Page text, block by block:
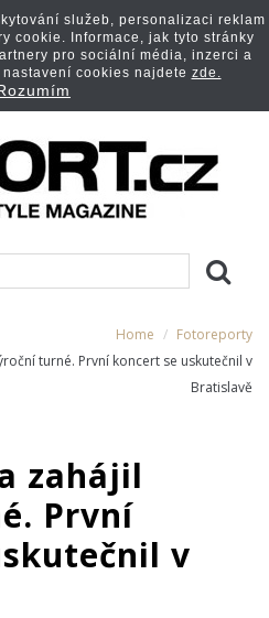
Home
Fotoreporty
turné. První koncert se uskutečnil v
Bratislavě
zahájil
První
v
služeb, personalizaci reklam
cookie. Informace, jak tyto stránky
pro sociální média, inzerci a
cookies najdete zde.